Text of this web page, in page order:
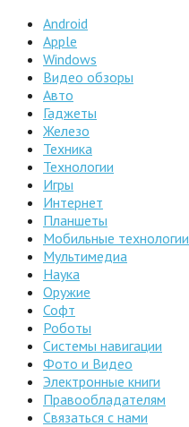
Android
Apple
Windows
Видео обзоры
Авто
Гаджеты
Железо
Техника
Технологии
Игры
Интернет
Планшеты
Мобильные технологии
Мультимедиа
Наука
Оружие
Софт
Роботы
Системы навигации
Фото и Видео
Электронные книги
Правообладателям
Связаться с нами